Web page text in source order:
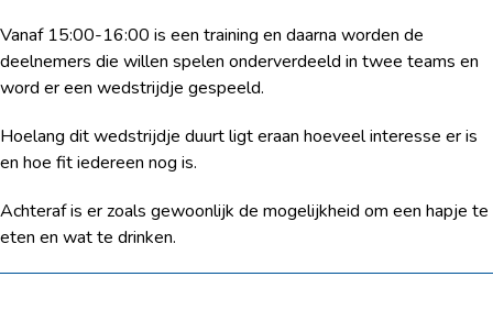
Vanaf 15:00-16:00 is een training en daarna worden de
deelnemers die willen spelen onderverdeeld in twee teams en
word er een wedstrijdje gespeeld.
Hoelang dit wedstrijdje duurt ligt eraan hoeveel interesse er is
en hoe fit iedereen nog is.
Achteraf is er zoals gewoonlijk de mogelijkheid om een hapje te
eten en wat te drinken.